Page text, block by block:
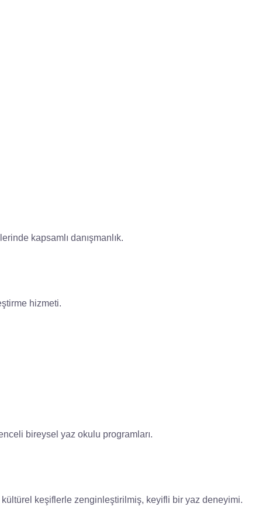
kapsamlı danışmanlık.
hizmeti.
bireysel yaz okulu programları.
keşiflerle zenginleştirilmiş, keyifli bir yaz deneyimi.